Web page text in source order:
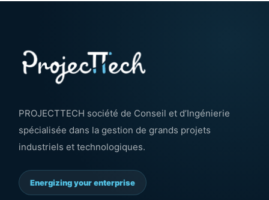
PROJECTTECH société de Conseil et d’Ingénierie
spécialisée dans la gestion de grands projets
industriels et technologiques.
Energizing your enterprise